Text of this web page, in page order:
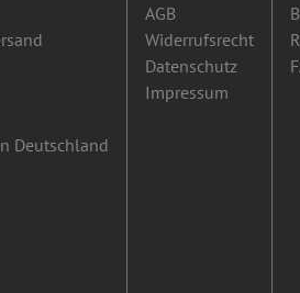
Deutschland
AGB
Widerrufsrecht
Datenschutz
Impressum